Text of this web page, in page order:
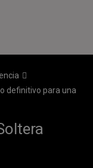
definitivo para una